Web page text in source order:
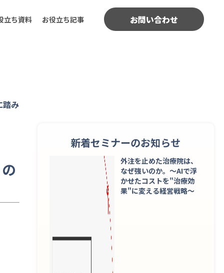
立ち資料 お役立ち記事 お問い合わせ
踏み
新着セミナーのお知らせ
外注を止めた治療院は、
なぜ強いのか。〜AIで浮
かせたコストを"治療効
果"に変える経営戦略〜